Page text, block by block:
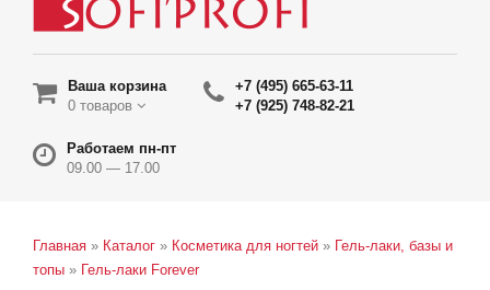
Ваша корзина
0 товаров
+7 (495) 665-63-11
+7 (925) 748-82-21
Работаем пн-пт
09.00 — 17.00
Главная » Каталог » Косметика для ногтей » Гель-лаки, базы и
топы » Гель-лаки Forever